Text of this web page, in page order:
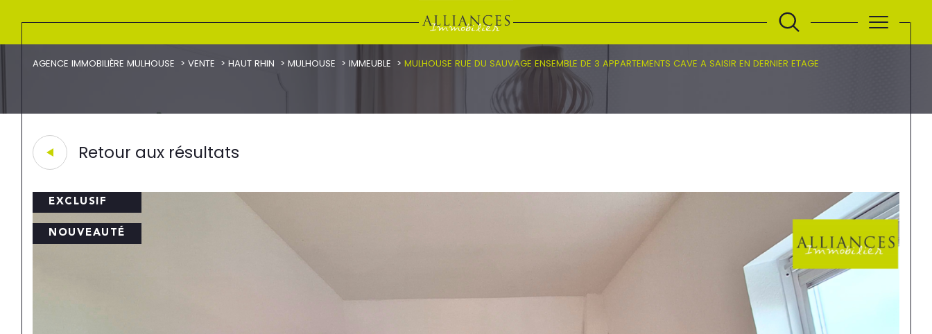
AGENCE IMMOBILIÈRE MULHOUSE VENTE HAUT RHIN MULHOUSE IMMEUBLE MULHOUSE RUE DU SAUVAGE ENSEMBLE DE 3 APPARTEMENTS CAVE A SAISIR EN DERNIER ETAGE
Retour aux résultats
EXCLUSIF
NOUVEAUTÉ